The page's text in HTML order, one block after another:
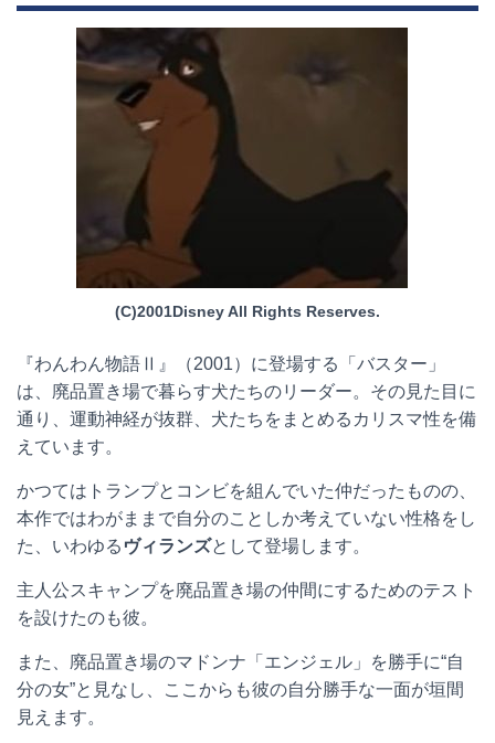
(C)2001Disney All Rights Reserves.
『わんわん物語Ⅱ』（2001）に登場する「バスター」
は、廃品置き場で暮らす犬たちのリーダー。その見た目に
通り、運動神経が抜群、犬たちをまとめるカリスマ性を備
えています。
かつてはトランプとコンビを組んでいた仲だったものの、
本作ではわがままで自分のことしか考えていない性格をし
た、いわゆる ヴィランズとして登場します。
主人公スキャンプを廃品置き場の仲間にするためのテスト
を設けたのも彼。
また、廃品置き場のマドンナ「エンジェル」を勝手に“自
分の女”と見なし、ここからも彼の自分勝手な一面が垣間
見えます。